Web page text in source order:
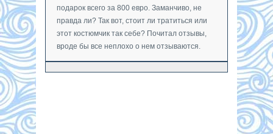
подарок всего за 800 евро. Заманчиво, не
правда ли? Так вот, стоит ли тратиться или
этот костюмчик так себе? Почитал отзывы,
вроде бы все неплохо о нем отзываются.